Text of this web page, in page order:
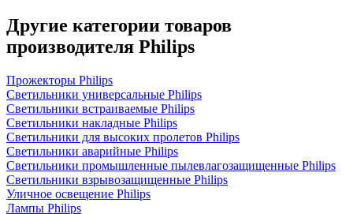
Другие категории товаров
производителя Philips
Прожекторы Philips
Светильники универсальные Philips
Светильники встраиваемые Philips
Светильники накладные Philips
Светильники для высоких пролетов Philips
Светильники аварийные Philips
Светильники промышленные пылевлагозащищенные Philips
Светильники взрывозащищенные Philips
Уличное освещение Philips
Лампы Philips